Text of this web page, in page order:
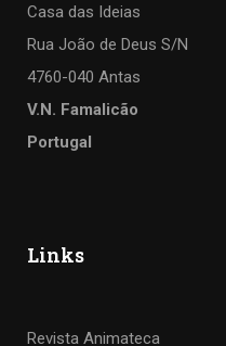
Casa das Ideias
Rua João de Deus S/N
4760-040 Antas
V.N. Famalicão
Portugal
Links
Revista Animateca